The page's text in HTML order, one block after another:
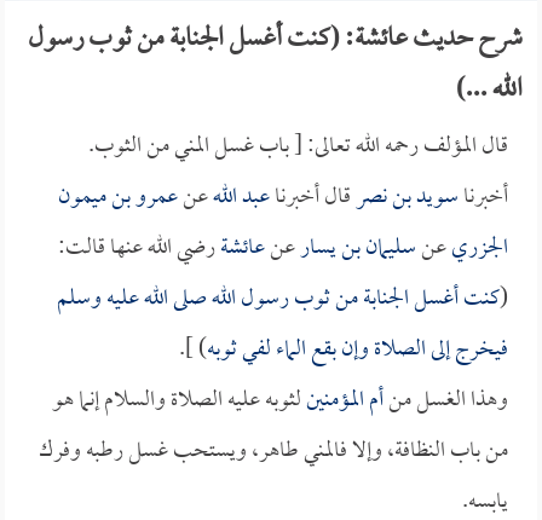
شرح حديث عائشة: (كنت أغسل الجنابة من ثوب رسول
الله ...)
قال المؤلف رحمه الله تعالى: [ باب غسل المني من الثوب.
أخبرناسويد بن نصرقال أخبرناعبد اللهعنعمرو بن ميمون
الجزريعنسليمان بن يسارعنعائشةرضي الله عنها قالت:
(كنت أغسل الجنابة من ثوب رسول الله صلى الله عليه وسلم
فيخرج إلى الصلاة وإن بقع الماء لفي ثوبه) ].
وهذا الغسل منأم المؤمنينلثوبه عليه الصلاة والسلام إنما هو
من باب النظافة، وإلا فالمني طاهر، ويستحب غسل رطبه وفرك
يابسه.